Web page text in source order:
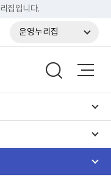
집입니다.
운영누리집